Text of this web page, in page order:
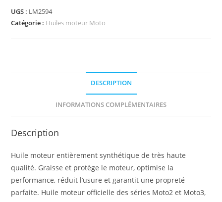
UGS : LM2594
Catégorie : Huiles moteur Moto
DESCRIPTION
INFORMATIONS COMPLÉMENTAIRES
Description
Huile moteur entièrement synthétique de très haute
qualité. Graisse et protège le moteur, optimise la
performance, réduit l’usure et garantit une propreté
parfaite. Huile moteur officielle des séries Moto2 et Moto3,